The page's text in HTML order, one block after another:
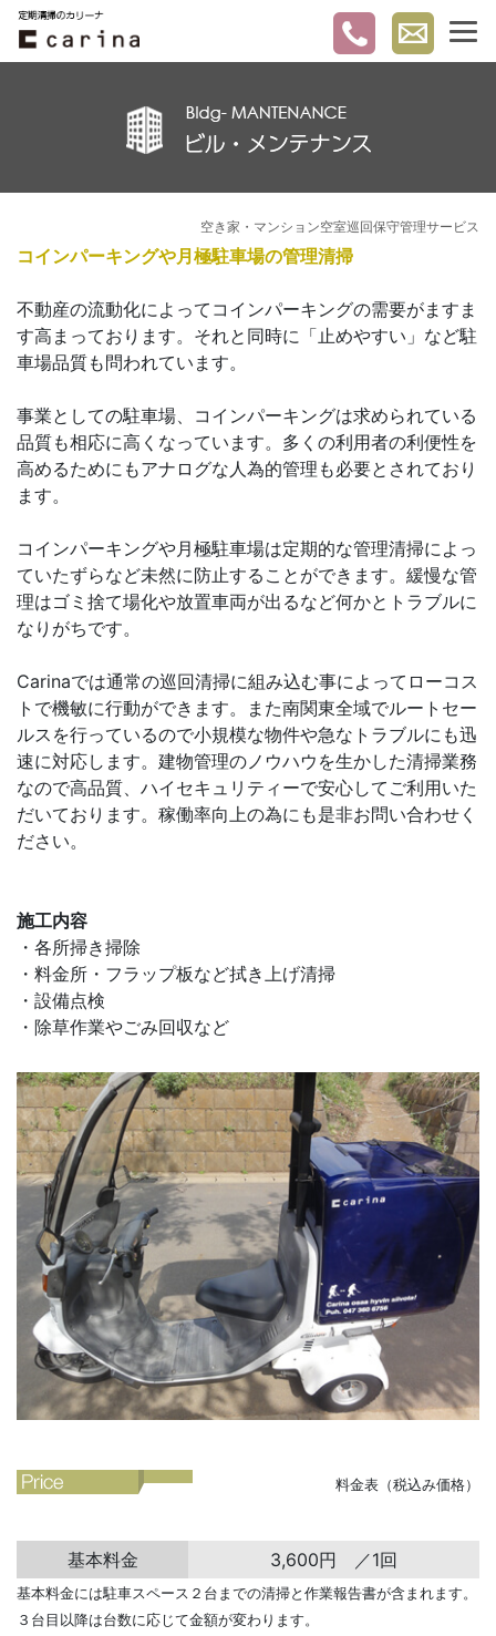
空き家・マンション空室巡回保守管理サービス
コインパーキングや月極駐車場の管理清掃
不動産の流動化によってコインパーキングの需要がますま
す高まっております。それと同時に「止めやすい」など駐
車場品質も問われています。
事業としての駐車場、コインパーキングは求められている
品質も相応に高くなっています。多くの利用者の利便性を
高めるためにもアナログな人為的管理も必要とされており
ます。
コインパーキングや月極駐車場は定期的な管理清掃によっ
ていたずらなど未然に防止することができます。緩慢な管
理はゴミ捨て場化や放置車両が出るなど何かとトラブルに
なりがちです。
Carinaでは通常の巡回清掃に組み込む事によってローコス
トで機敏に行動ができます。また南関東全域でルートセー
ルスを行っているので小規模な物件や急なトラブルにも迅
速に対応します。建物管理のノウハウを生かした清掃業務
なので高品質、ハイセキュリティーで安心してご利用いた
だいております。稼働率向上の為にも是非お問い合わせく
ださい。
施工内容
・各所掃き掃除
・料金所・フラップ板など拭き上げ清掃
・設備点検
・除草作業やごみ回収など
料金表（税込み価格）
基本料金 3,600円 ／1回
基本料金には駐車スペース２台までの清掃と作業報告書が含まれます。
３台目以降は台数に応じて金額が変わります。